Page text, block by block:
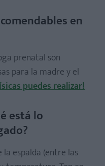
en
prenatal son
para la madre y el
puedes realizar!
está lo
espalda (entre las